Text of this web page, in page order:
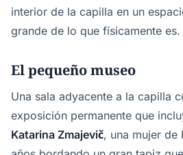
interior de la capilla en un
grande de lo que físicamente es.
El pequeño museo
Una sala adyacente a la capilla
exposición permanente que
Katarina Zmajevič, una mujer de